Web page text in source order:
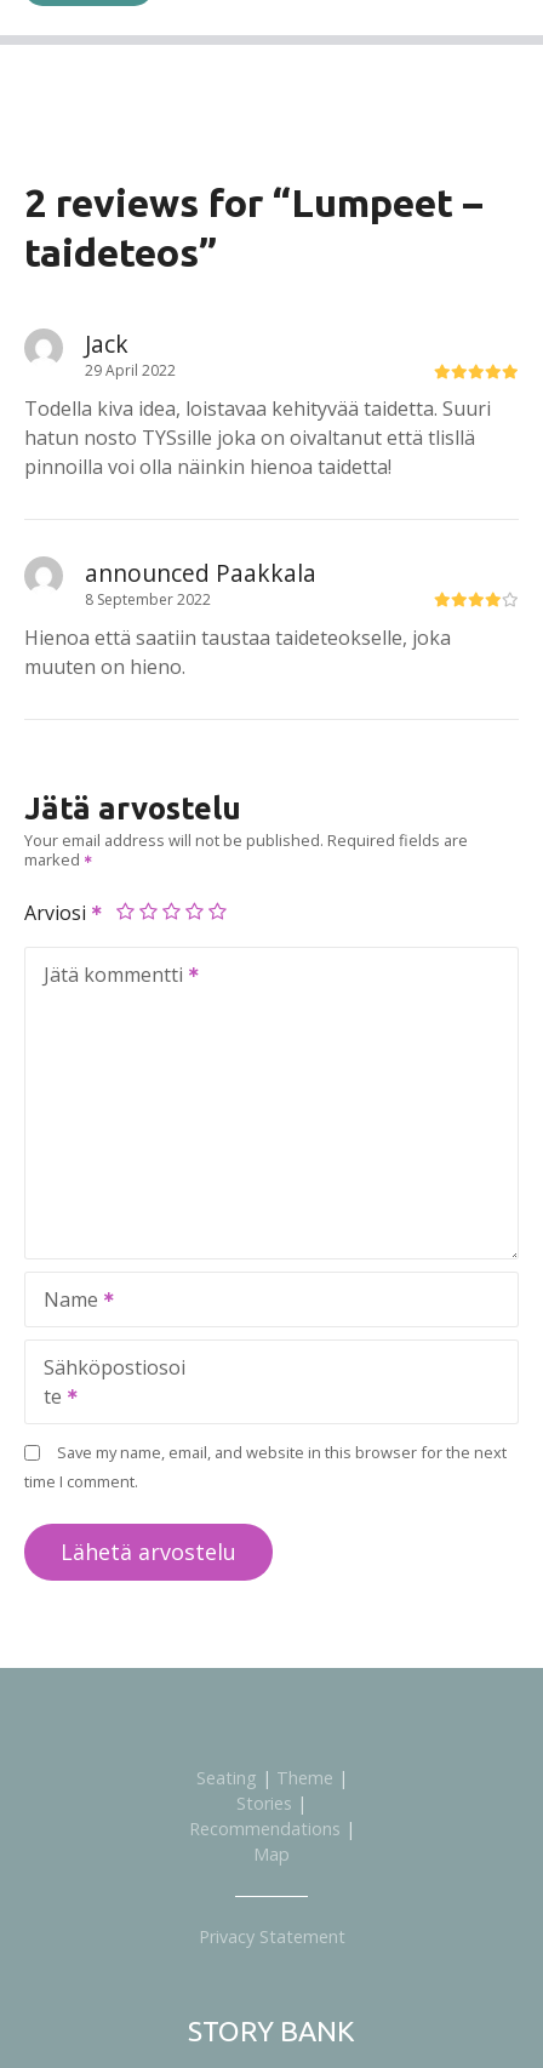
2 reviews for “Lumpeet –
taideteos”
Jack
29 April 2022
Todella kiva idea, loistavaa kehityvää taidetta. Suuri
hatun nosto TYSsille joka on oivaltanut että tlisllä
pinnoilla voi olla näinkin hienoa taidetta!
announced Paakkala
8 September 2022
Hienoa että saatiin taustaa taideteokselle, joka
muuten on hieno.
Jätä arvostelu
Your email address will not be published. Required fields are
marked
Arviosi
Jätä kommentti
Name
Sähköpostiosoi
te
Save my name, email, and website in this browser for the next
time I comment.
Seating | Theme |
Stories |
Recommendations |
Map
Privacy Statement
STORY BANK